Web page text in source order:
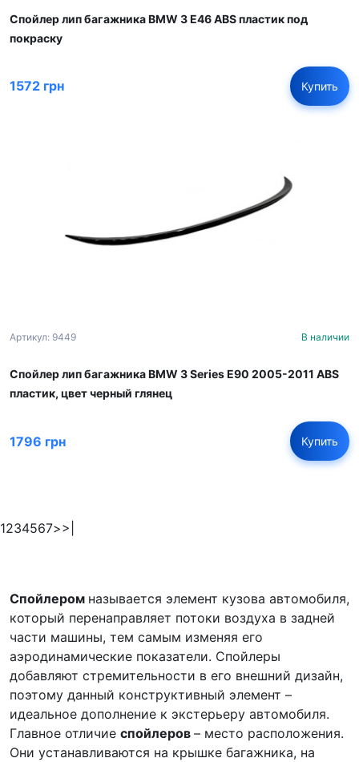
Спойлер лип багажника BMW 3 E46 ABS пластик под
покраску
1572 грн Купить
Артикул: 9449 В наличии
Спойлер лип багажника BMW 3 Series E90 2005-2011 ABS
пластик, цвет черный глянец
1796 грн Купить
1234567>>|
Спойлером называется элемент кузова автомобиля,
который перенаправляет потоки воздуха в задней
части машины, тем самым изменяя его
аэродинамические показатели. Спойлеры
добавляют стремительности в его внешний дизайн,
поэтому данный конструктивный элемент –
идеальное дополнение к экстерьеру автомобиля.
Главное отличие спойлеров – место расположения.
Они устанавливаются на крышке багажника, на